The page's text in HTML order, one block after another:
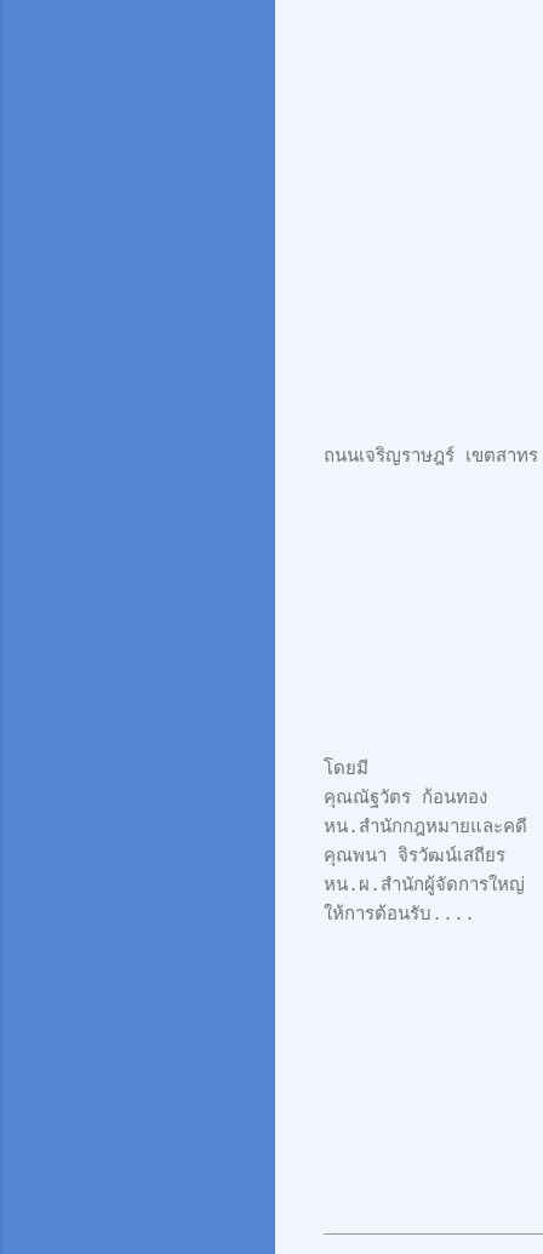
ถนนเจริญราษฎร์ เขตสาท
โดยมี
คุณณัฐวัตร ก้อนทอง
หน.สำนักกฎหมายและคดี
คุณพนา จิรวัฒน์เสถียร
หน.ผ.สำนักผู้จัดการใหญ่
ให้การต้อนรับ....